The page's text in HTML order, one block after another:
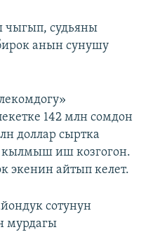
чыгып, судьяны
анын сунушу
142 млн сомдон
доллар сыртка
иш козгогон.
экенин айтып келет.
сотунун
мурдагы